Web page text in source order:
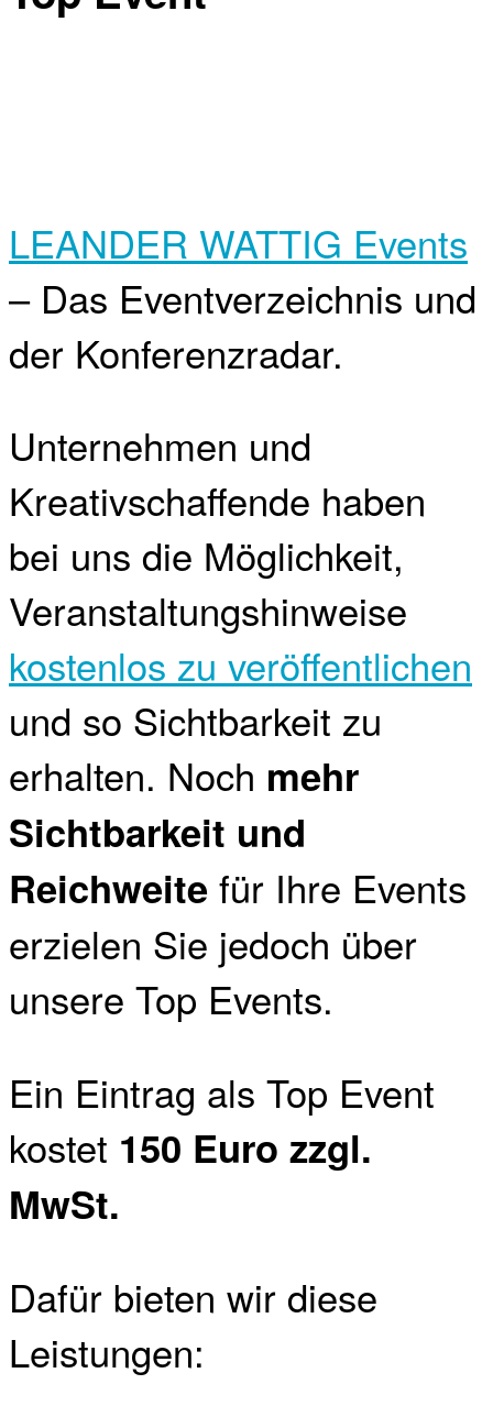
LEANDER WATTIG Events
– Das Eventverzeichnis und
der Konferenzradar.
Unternehmen und
Kreativschaffende haben
bei uns die Möglichkeit,
Veranstaltungshinweise
kostenlos zu veröffentlichen
und so Sichtbarkeit zu
erhalten. Noch mehr
Sichtbarkeit und
Reichweite für Ihre Events
erzielen Sie jedoch über
unsere Top Events.
Ein Eintrag als Top Event
kostet 150 Euro zzgl.
MwSt.
Dafür bieten wir diese
Leistungen: